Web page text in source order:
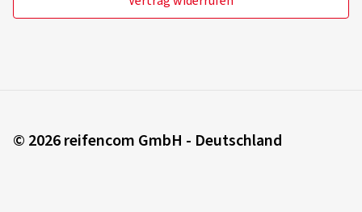
© 2026 reifencom GmbH - Deutschland